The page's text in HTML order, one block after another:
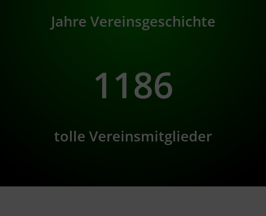
Jahre Vereinsgeschichte
1186
tolle Vereinsmitglieder